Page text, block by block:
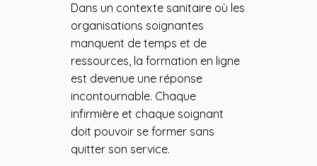
Dans un contexte sanitaire où les
organisations soignantes
manquent de temps et de
ressources, la formation en ligne
est devenue une réponse
incontournable. Chaque
infirmière et chaque soignant
doit pouvoir se former sans
quitter son service.